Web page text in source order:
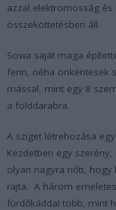
azzal elektromosság
összeköttetésben áll.
Sowa saját maga
fenn, néha önkéntesek
mással, mint egy 8
a földdarabra.
A sziget létrehozása
Kezdetben egy
olyan nagyra nőtt,
rajta. A három
fürdőkáddal több, mint